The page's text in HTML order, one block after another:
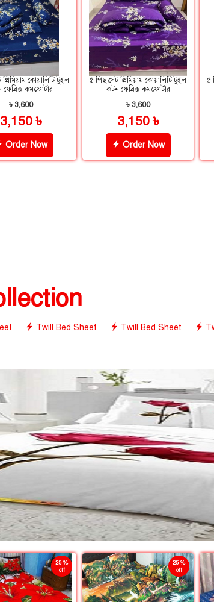
কোয়ালিটি টুইল
কমফোর্টার
৳ 3,600
3,150 ৳
Order Now
৫ পিছ সেট প্রিমিয়াম কোয়ালিটি টুইল
কটন ফেব্রিক্স কমফোর্টার
৳ 3,600
3,150 ৳
Order Now
৫
Twill Bed Sheet Twill Bed Sheet
25 %
off
25 %
off